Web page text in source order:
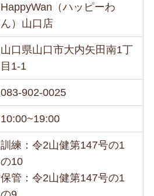
HappyWan（ハッピーわ
ん）山口店
山口県山口市大内矢田南1丁
目1-1
083-902-0025
10:00~19:00
訓練：令2山健第147号の1
の10
保管：令2山健第147号の1